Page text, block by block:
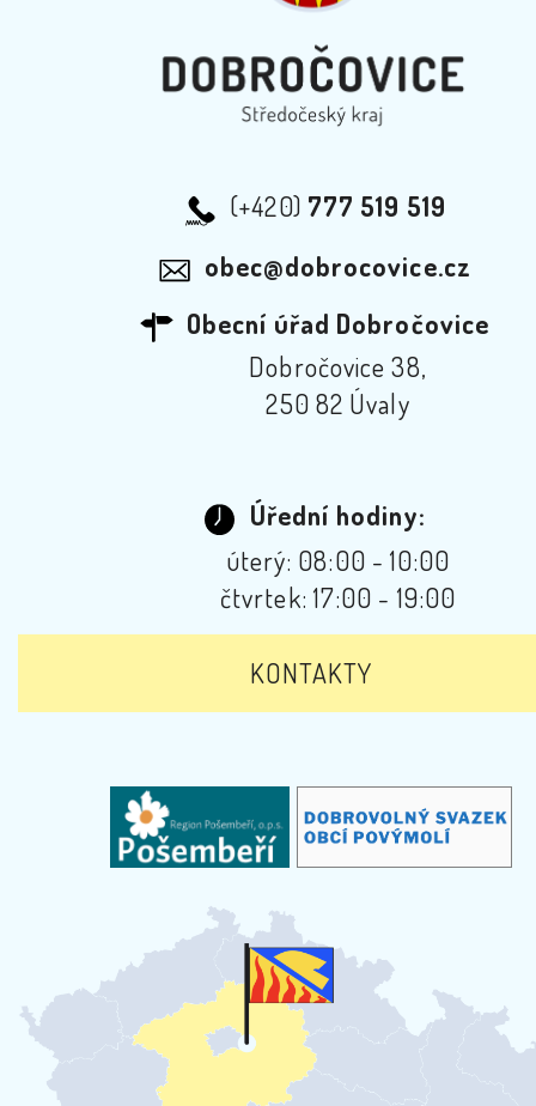
(+420) 777 519 519
obec@dobrocovice.cz
Obecní úřad Dobročovice
Dobročovice 38,
250 82 Úvaly
Úřední hodiny:
úterý: 08:00 - 10:00
čtvrtek: 17:00 - 19:00
KONTAKTY